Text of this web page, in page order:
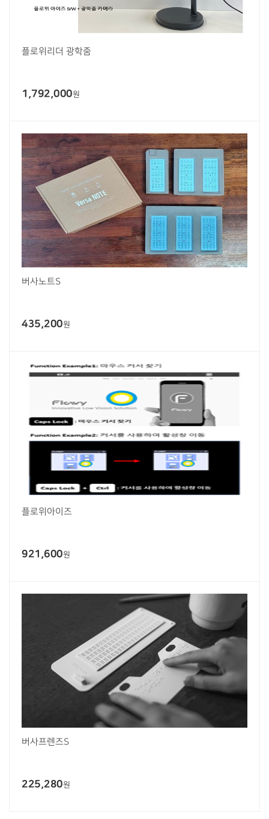
플로위리더 광학줌
1,792,000원
버사노트S
435,200원
플로위아이즈
921,600원
버사프렌즈S
225,280원